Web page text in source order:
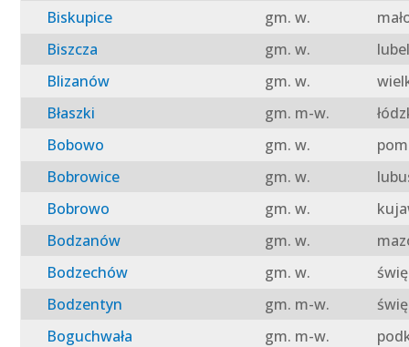
Biskupice
gm. w.
Biszcza
gm. w.
Blizanów
gm. w.
Błaszki
gm. m-w.
Bobowo
gm. w.
Bobrowice
gm. w.
Bobrowo
gm. w.
Bodzanów
gm. w.
Bodzechów
gm. w.
Bodzentyn
gm. m-w.
Boguchwała
gm. m-w.